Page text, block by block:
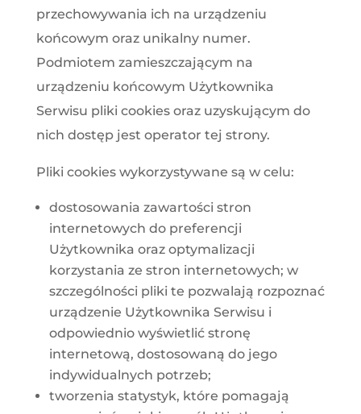
przechowywania ich na urządzeniu
końcowym oraz unikalny numer.
Podmiotem zamieszczającym na
urządzeniu końcowym Użytkownika
Serwisu pliki cookies oraz uzyskującym do
nich dostęp jest operator tej strony.
Pliki cookies wykorzystywane są w celu:
dostosowania zawartości stron
internetowych do preferencji
Użytkownika oraz optymalizacji
korzystania ze stron internetowych; w
szczególności pliki te pozwalają rozpoznać
urządzenie Użytkownika Serwisu i
odpowiednio wyświetlić stronę
internetową, dostosowaną do jego
indywidualnych potrzeb;
tworzenia statystyk, które pomagają